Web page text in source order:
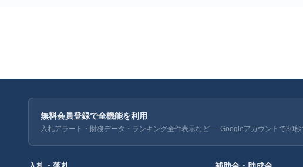
無料会員登録で全機能を利用
入札アラート・財務データ・ランキング全件表示など — Googleアカウントで30秒